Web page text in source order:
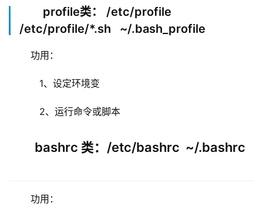
profile类： /etc/profile
/etc/profile/*.sh ~/.bash_profile
功用：
1、设定环境变
2、运行命令或脚本
bashrc 类：/etc/bashrc ~/.bashrc
功用：